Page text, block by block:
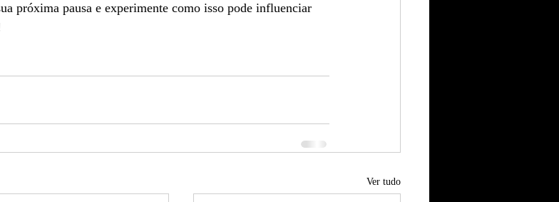
próxima pausa e experimente como isso pode influenciar
Ver tudo